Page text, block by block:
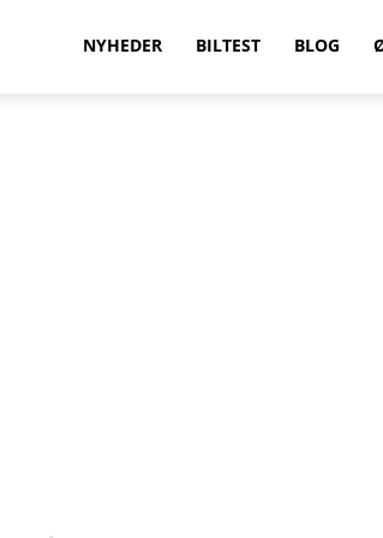
NYHEDER BILTEST BLOG